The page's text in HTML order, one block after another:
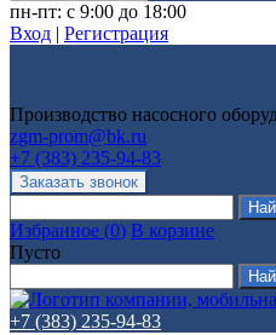
пн-пт: с 9:00 до 18:00
Вход | Регистрация
Производство насосного
zgm-prom@bk.ru
+7 (383) 235-94-83
Избранное (0) В корзине
Пусто
+7 (383) 235-94-83